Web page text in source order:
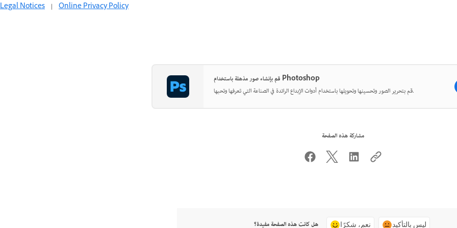
Legal Notices | Online Privacy Policy
قم بإنشاء صور مذهلة باستخدام Photoshop
قم بتحرير الصور وتحسينها وتحويلها باستخدام أدوات الإبداع الرائدة في الصناعة التي تعرفها وتحبها.
مشاركة هذه الصفحة
هل كانت هذه الصفحة مفيدة؟ نعم، شكرًا ليس بالتأكيد